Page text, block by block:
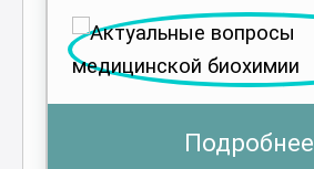
Подробнее